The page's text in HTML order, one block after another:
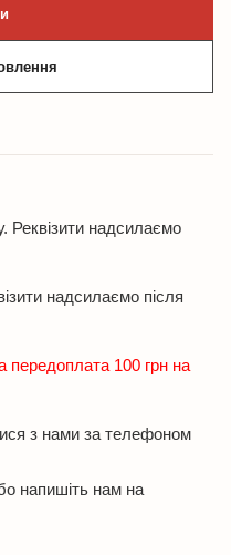
надсилаємо
надсилаємо після
передоплата 100 грн на
з нами за телефоном
напишіть нам на